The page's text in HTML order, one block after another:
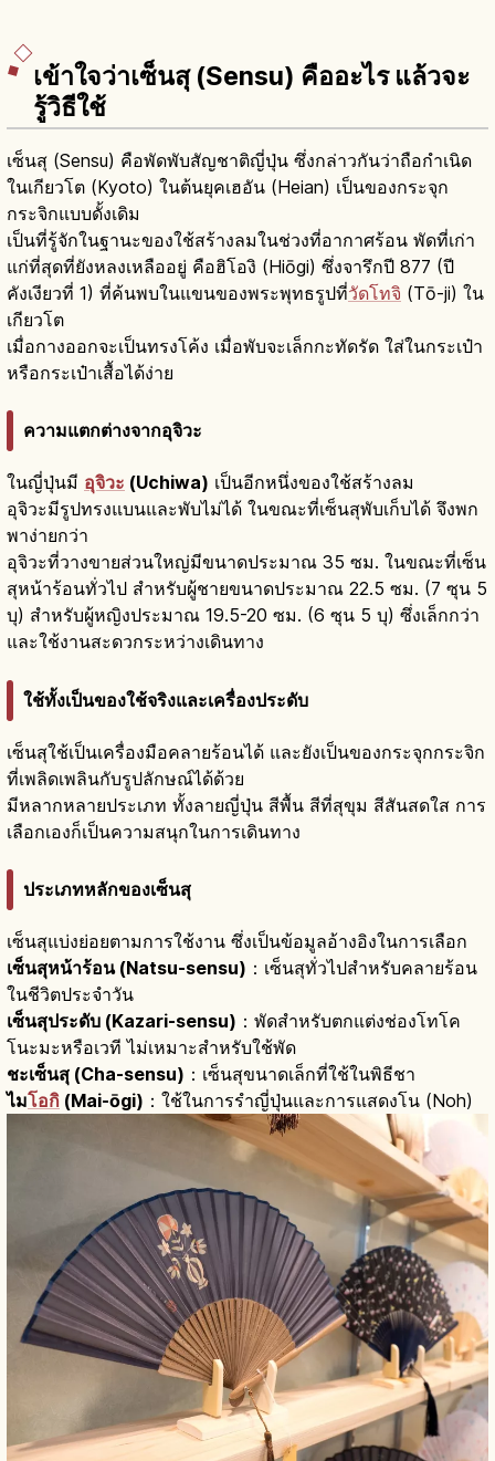
เข้าใจว่าเซ็นสุ (Sensu) คืออะไร แล้วจะ
รู้วิธีใช้
เซ็นสุ (Sensu) คือพัดพับสัญชาติญี่ปุ่น ซึ่งกล่าวกันว่าถือกำเนิด
ในเกียวโต (Kyoto) ในต้นยุคเฮอัน (Heian) เป็นของกระจุก
กระจิกแบบดั้งเดิม
เป็นที่รู้จักในฐานะของใช้สร้างลมในช่วงที่อากาศร้อน พัดที่เก่า
แก่ที่สุดที่ยังหลงเหลืออยู่ คือฮิโองิ (Hiōgi) ซึ่งจารึกปี 877 (ปี
คังเงียวที่ 1) ที่ค้นพบในแขนของพระพุทธรูปที่วัดโทจิ (Tō-ji) ใน
เกียวโต
เมื่อกางออกจะเป็นทรงโค้ง เมื่อพับจะเล็กกะทัดรัด ใส่ในกระเป๋า
หรือกระเป๋าเสื้อได้ง่าย
ความแตกต่างจากอุจิวะ
ในญี่ปุ่นมี อุจิวะ (Uchiwa) เป็นอีกหนึ่งของใช้สร้างลม
อุจิวะมีรูปทรงแบนและพับไม่ได้ ในขณะที่เซ็นสุพับเก็บได้ จึงพก
พาง่ายกว่า
อุจิวะที่วางขายส่วนใหญ่มีขนาดประมาณ 35 ซม. ในขณะที่เซ็น
สุหน้าร้อนทั่วไป สำหรับผู้ชายขนาดประมาณ 22.5 ซม. (7 ซุน 5
บุ) สำหรับผู้หญิงประมาณ 19.5-20 ซม. (6 ซุน 5 บุ) ซึ่งเล็กกว่า
และใช้งานสะดวกระหว่างเดินทาง
ใช้ทั้งเป็นของใช้จริงและเครื่องประดับ
เซ็นสุใช้เป็นเครื่องมือคลายร้อนได้ และยังเป็นของกระจุกกระจิก
ที่เพลิดเพลินกับรูปลักษณ์ได้ด้วย
มีหลากหลายประเภท ทั้งลายญี่ปุ่น สีพื้น สีที่สุขุม สีสันสดใส การ
เลือกเองก็เป็นความสนุกในการเดินทาง
ประเภทหลักของเซ็นสุ
เซ็นสุแบ่งย่อยตามการใช้งาน ซึ่งเป็นข้อมูลอ้างอิงในการเลือก
เซ็นสุหน้าร้อน (Natsu-sensu) ：เซ็นสุทั่วไปสำหรับคลายร้อน
ในชีวิตประจำวัน
เซ็นสุประดับ (Kazari-sensu) ：พัดสำหรับตกแต่งช่องโทโค
โนะมะหรือเวที ไม่เหมาะสำหรับใช้พัด
ชะเซ็นสุ (Cha-sensu) ：เซ็นสุขนาดเล็กที่ใช้ในพิธีชา
ไมโอกิ (Mai-ōgi) ：ใช้ในการรำญี่ปุ่นและการแสดงโน (Noh)